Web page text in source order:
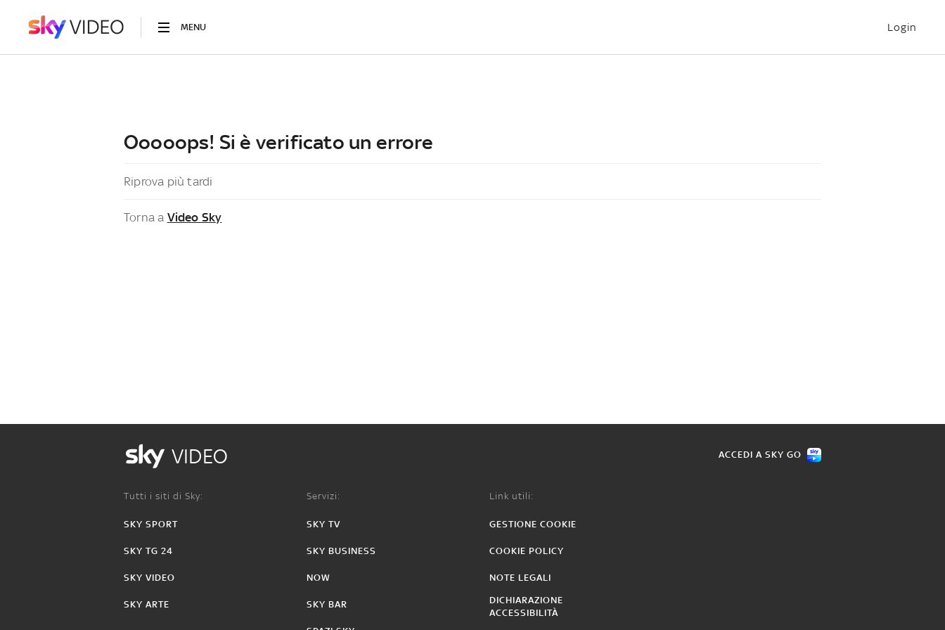
MENU Login
Ooooops! Si è verificato un errore
Riprova più tardi
Torna a Video Sky
VIDEO ACCEDI A SKY GO
Tutti i siti di Sky:
SKY SPORT
SKY TG 24
SKY VIDEO
SKY ARTE
Servizi:
SKY TV
SKY BUSINESS
NOW
SKY BAR
Link utili:
GESTIONE COOKIE
COOKIE POLICY
NOTE LEGALI
DICHIARAZIONE
ACCESSIBILITÀ